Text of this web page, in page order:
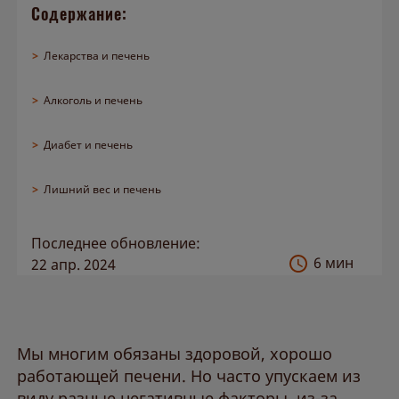
О препарате
Содержание:
>Лекарства и печень
>Алкоголь и печень
>Диабет и печень
>Лишний вес и печень
Последнее обновление:
22 апр. 2024
6 мин
Мы многим обязаны здоровой, хорошо
работающей печени. Но часто упускаем из